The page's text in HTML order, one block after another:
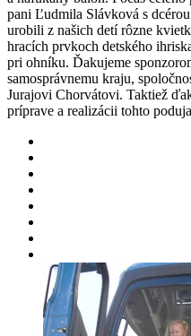
pani Ľudmila Slávková s
urobili z našich detí rôzne
hracích prvkoch detského
pri ohníku. Ďakujeme
samosprávnemu kraju,
Jurajovi Chorvátovi. Taktiež
príprave a realizácii tohto